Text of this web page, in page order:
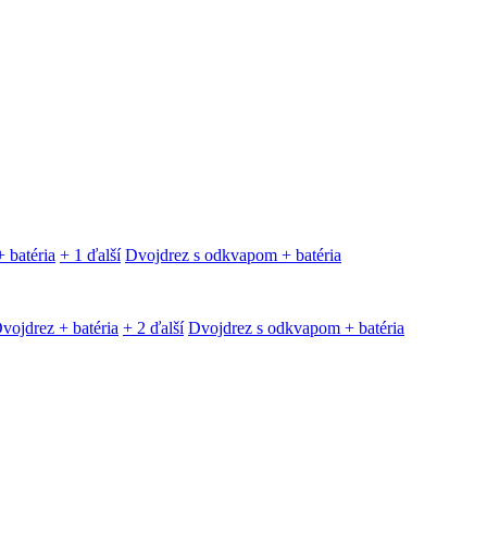
batéria + 1 ďalší Dvojdrez s odkvapom + batéria
+ batéria + 2 ďalší Dvojdrez s odkvapom + batéria